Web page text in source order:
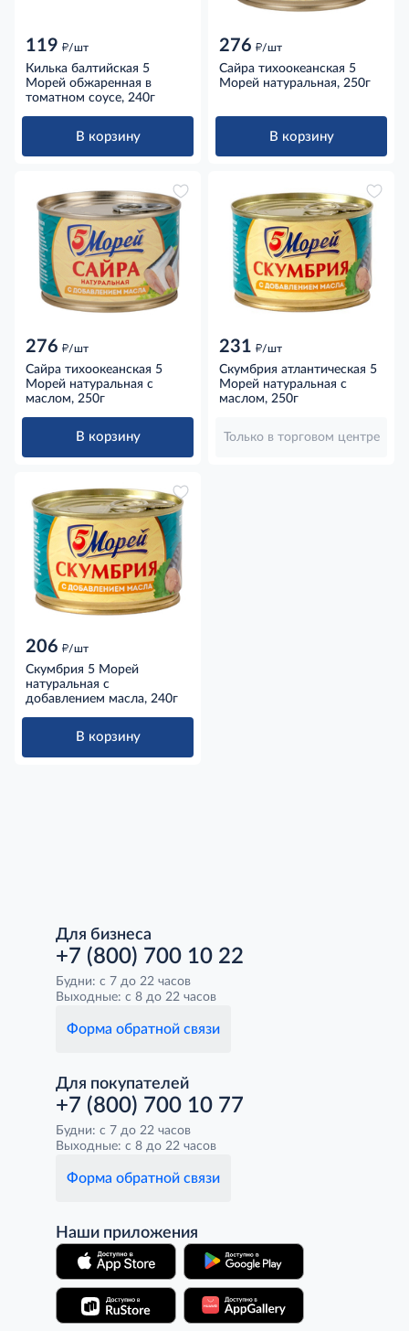
119 д/шт
Килька балтийская 5
Морей обжаренная в
томатном соусе, 240г
В корзину
276 д/шт
Сайра тихоокеанская 5
Морей натуральная, 250г
В корзину
276 д/шт
Сайра тихоокеанская 5
Морей натуральная с
маслом, 250г
В корзину
231 д/шт
Скумбрия атлантическая 5
Морей натуральная с
маслом, 250г
Только в торговом центре
206 д/шт
Скумбрия 5 Морей
натуральная с
добавлением масла, 240г
В корзину
Для бизнеса
+7 (800) 700 10 22
Будни: с 7 до 22 часов
Выходные: с 8 до 22 часов
Форма обратной связи
Для покупателей
+7 (800) 700 10 77
Будни: с 7 до 22 часов
Выходные: с 8 до 22 часов
Форма обратной связи
Наши приложения